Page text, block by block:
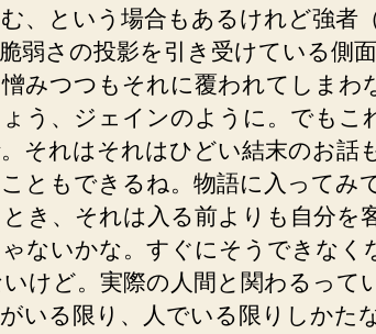
、という場合もあるけれど強者
弱さの投影を引き受けている側
みつつもそれに覆われてしまわ
う、ジェインのように。でもこ
それはそれはひどい結末のお話
ともできるね。物語に入ってみ
き、それは入る前よりも自分を
ないかな。すぐにそうできなく
けど。実際の人間と関わるって
いる限り、人でいる限りしかた